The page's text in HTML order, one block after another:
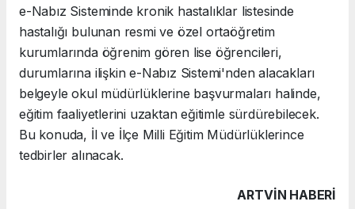
e-Nabız Sisteminde kronik hastalıklar listesinde
hastalığı bulunan resmi ve özel ortaöğretim
kurumlarında öğrenim gören lise öğrencileri,
durumlarına ilişkin e-Nabız Sistemi'nden alacakları
belgeyle okul müdürlüklerine başvurmaları halinde,
eğitim faaliyetlerini uzaktan eğitimle sürdürebilecek.
Bu konuda, İl ve İlçe Milli Eğitim Müdürlüklerince
tedbirler alınacak.
ARTVIN HABERİ